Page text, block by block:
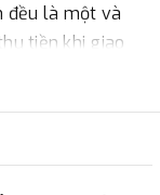
đều là một và
tiền khi giao
phần giá trị đơn